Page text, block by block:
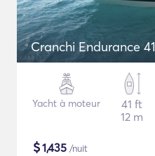
Cranchi Endurance 41
Yacht à moteur
41 ft
12 m
$1,435 /nuit